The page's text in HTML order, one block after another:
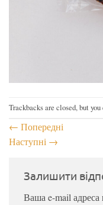
Trackbacks are closed, but you
← Попередні
Наступні →
Залишити
Ваша e-mail